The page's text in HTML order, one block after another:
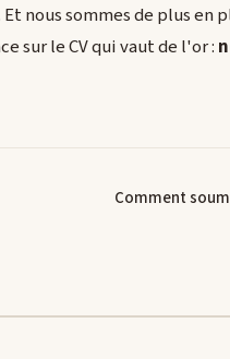
nous sommes de plus en
sur le CV qui vaut de l'or :
Comment